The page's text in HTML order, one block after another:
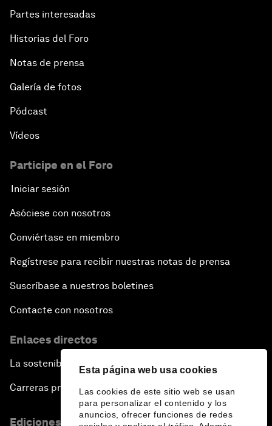
Esta página web usa cookies
Las cookies de este sitio web se usan
para personalizar el contenido y los
anuncios, ofrecer funciones de redes
Partes interesadas
Historias del Foro
Notas de prensa
Galería de fotos
Pódcast
Vídeos
Participe en el Foro
Iniciar sesión
Asóciese con nosotros
Conviértase en miembro
Regístrese para recibir nuestras notas de prensa
Suscríbase a nuestros boletines
Contacte con nosotros
Enlaces directos
La sostenibilidad en el Foro
Carreras profesionales
Ediciones en otros idiomas